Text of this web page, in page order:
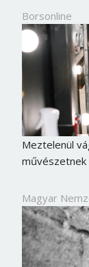
Borsonline
Meztelenül
művészetnek
Magyar